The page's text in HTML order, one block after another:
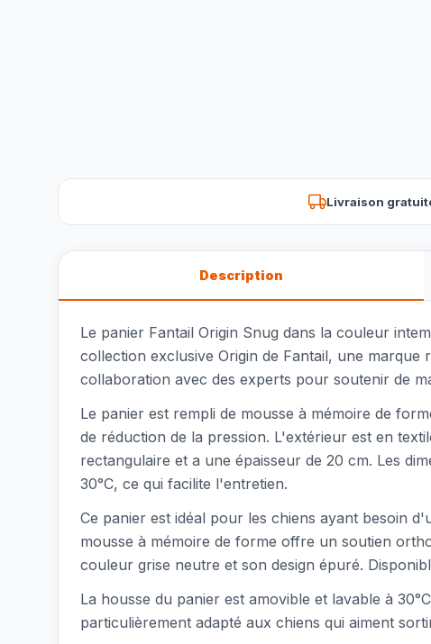
Livraison
Description
Le panier Fantail Origin Snug dans la couleur
collection exclusive Origin de Fantail, une
collaboration avec des experts pour soutenir de
Le panier est rempli de mousse à mémoire de
de réduction de la pression. L'extérieur est en
rectangulaire et a une épaisseur de 20 cm. Les
30°C, ce qui facilite l'entretien.
Ce panier est idéal pour les chiens ayant besoin
mousse à mémoire de forme offre un soutien
couleur grise neutre et son design épuré.
La housse du panier est amovible et lavable à
particulièrement adapté aux chiens qui aiment